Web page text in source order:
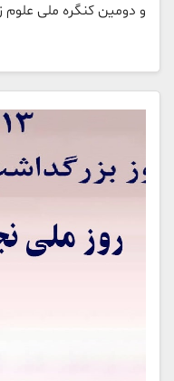
و دومین کنگره ملی علوم